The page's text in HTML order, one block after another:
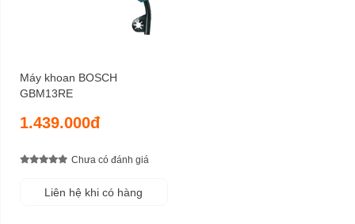
Máy khoan BOSCH
GBM13RE
1.439.000đ
Chưa có đánh giá
Liên hệ khi có hàng